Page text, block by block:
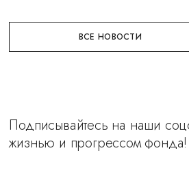
ВСЕ НОВОСТИ
Подписывайтесь на наши
жизнью и прогрессом фонда!